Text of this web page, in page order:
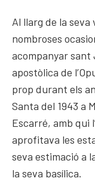
Al llarg de la
nombroses
acompanyar sant
apostòlica de
prop durant els
Santa del 1943 a
Escarré, amb qui
aprofitava les
seva estimació a
la seva basílica.